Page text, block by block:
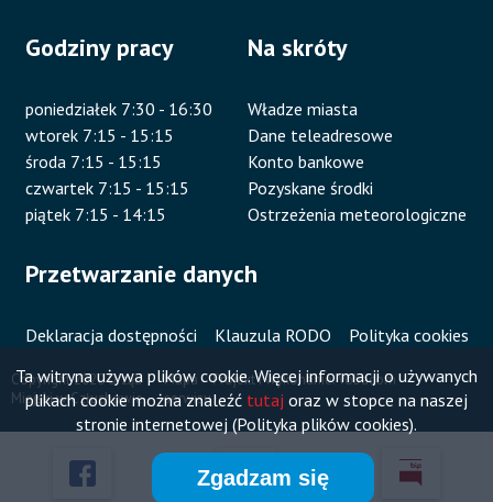
Ta witryna używa plików cookie. Więcej informacji o używanych
plikach cookie można znaleźć tutaj oraz w stopce na naszej
stronie internetowej (Polityka plików cookies).
Zgadzam się
Godziny pracy
poniedziałek 7:30 - 16:30
wtorek 7:15 - 15:15
środa 7:15 - 15:15
czwartek 7:15 - 15:15
piątek 7:15 - 14:15
Na skróty
Władze miasta
Dane teleadresowe
Konto bankowe
Pozyskane środki
Ostrzeżenia meteorologiczne
Przetwarzanie danych
Deklaracja dostępności Klauzula RODO Polityka cookies
Copyright 2020 Urząd
Miejski w Człuchowie
Stopka
Mapa
serwisu
Projekt i wykonanie:Vobacom
Przyklejone
Otworzy
Otworzy
Otworzy